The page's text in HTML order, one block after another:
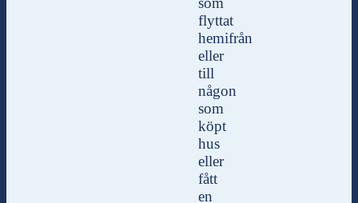
flyttat
hemifrån
eller
till
någon
som
köpt
hus
eller
fått
en